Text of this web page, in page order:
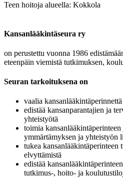
Teen hoitoja alueella: Kokkola
Kansanlääkintäseura ry
on perustettu vuonna 1986
eteenpäin viemistä tutkimuksen,
Seuran tarkoituksena on
vaalia kansanlääkintäperinnettä
edistää kansanparantajien ja
yhteistyötä
toimia
ymmärtämyksen ja yhteistyön
tukea kansanlääkintäperinteen
elvyttämistä
edistää
tutkimus-, hoito- ja